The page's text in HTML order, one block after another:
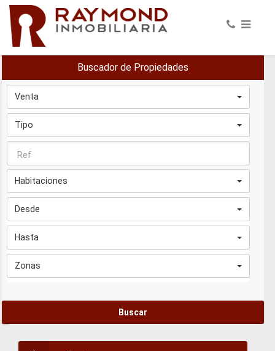
Buscador de Propiedades
Venta
Tipo
Habitaciones
Desde
Hasta
Zonas